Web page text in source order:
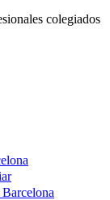
colegiados